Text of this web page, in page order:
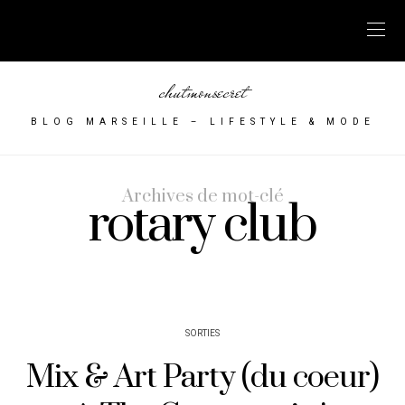
chutmonsecret
BLOG MARSEILLE – LIFESTYLE & MODE
Archives de mot-clé
rotary club
SORTIES
Mix & Art Party (du coeur)